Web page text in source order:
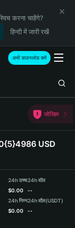
करना चाहेंगे?
हिन्दी में जारी रखें
अभी डाउनलोड करें
जोखिम
USD
24h उच्च
$0.00
24h निम्न
$0.00
24h वॉल
--
24h वॉल(USDT)
--